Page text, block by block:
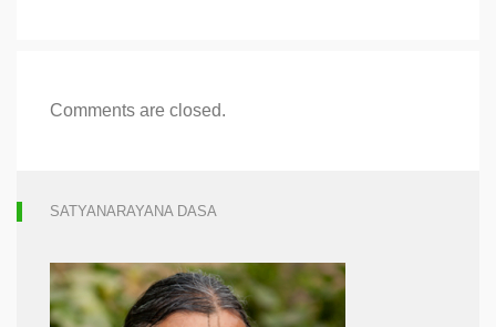
Comments are closed.
SATYANARAYANA DASA